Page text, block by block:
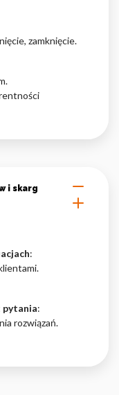
zamknięcie.
i skarg
:
pytania:
rozwiązań.